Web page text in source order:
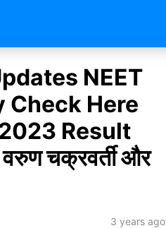
NEET
Check Here
Result
वरुण चक्रवर्ती और
3 years ago